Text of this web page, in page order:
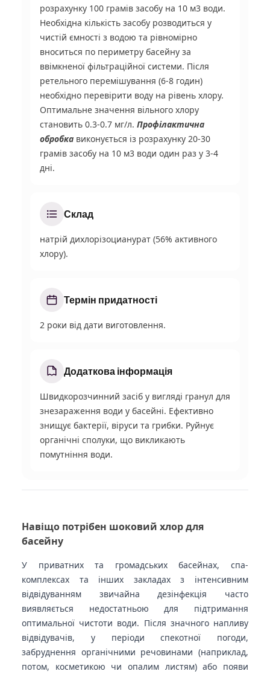
розрахунку 100 грамів засобу на 10 м3 води.
Необхідна кількість засобу розводиться у
чистій ємності з водою та рівномірно
вноситься по периметру басейну за
ввімкненої фільтраційної системи. Після
ретельного перемішування (6-8 годин)
необхідно перевірити воду на рівень хлору.
Оптимальне значення вільного хлору
становить 0.3-0.7 мг/л. Профілактична
обробка виконується із розрахунку 20-30
грамів засобу на 10 м3 води один раз у 3-4
дні.
Склад
натрій дихлорізоцианурат (56% активного
хлору).
Термін придатності
2 роки від дати виготовлення.
Додаткова інформація
Швидкорозчинний засіб у вигляді гранул для
знезараження води у басейні. Ефективно
знищує бактерії, віруси та грибки. Руйнує
органічні сполуки, що викликають
помутніння води.
Навіщо потрібен шоковий хлор для
басейну
У приватних та громадських басейнах, спа-
комплексах та інших закладах з інтенсивним
відвідуванням звичайна дезінфекція часто
виявляється недостатньою для підтримання
оптимальної чистоти води. Після значного напливу
відвідувачів, у періоди спекотної погоди,
забруднення органічними речовинами (наприклад,
потом, косметикою чи опалим листям) або появи